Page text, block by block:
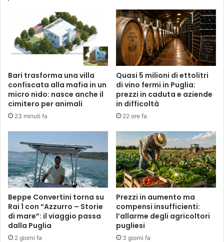
Bari trasforma una villa
confiscata alla mafia in un
micro nido: nasce anche il
cimitero per animali
23 minuti fa
Quasi 5 milioni di ettolitri
di vino fermi in Puglia:
prezzi in caduta e aziende
in difficoltà
22 ore fa
Beppe Convertini torna su
Rai 1 con “Azzurro – Storie
di mare”: il viaggio passa
dalla Puglia
2 giorni fa
Prezzi in aumento ma
compensi insufficienti:
l’allarme degli agricoltori
pugliesi
3 giorni fa